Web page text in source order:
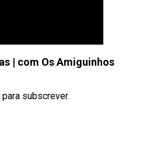
| com Os Amiguinhos
subscrever.